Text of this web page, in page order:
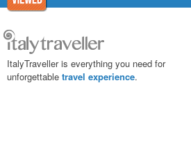
ItalyTraveller is everything you need for
unforgettable travel experience.